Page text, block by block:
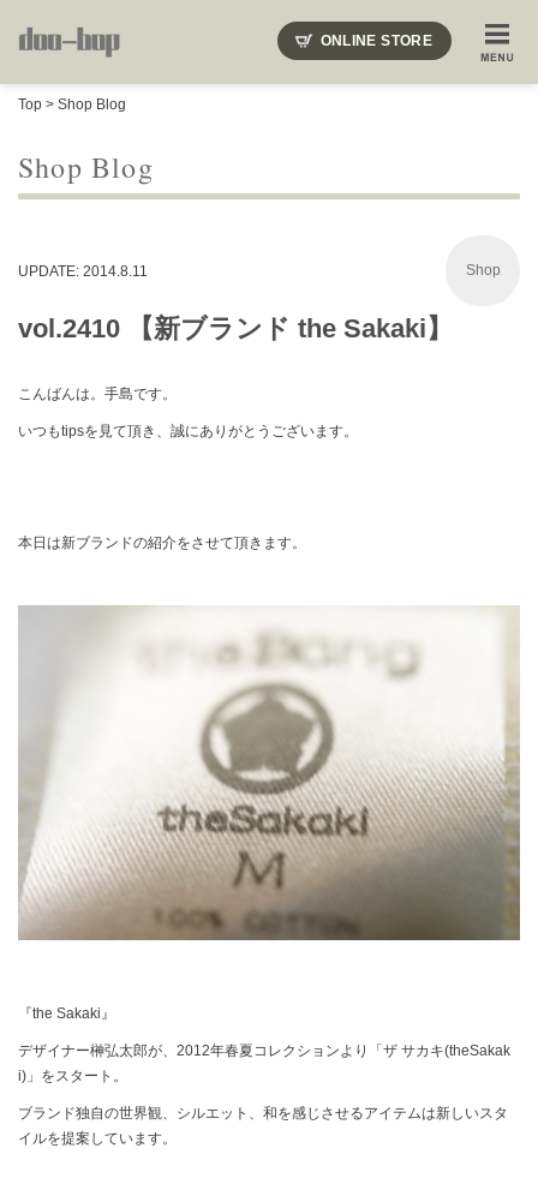
ONLINE STORE
Top > Shop Blog
Shop Blog
UPDATE: 2014.8.11 Shop
vol.2410 【新ブランド the Sakaki】
こんばんは。手島です。
いつもtipsを見て頂き、誠にありがとうございます。
本日は新ブランドの紹介をさせて頂きます。
『the Sakaki』
デザイナー榊弘太郎が、2012年春夏コレクションより「ザ サカキ(theSakak
i)」をスタート。
ブランド独自の世界観、シルエット、和を感じさせるアイテムは新しいスタ
イルを提案しています。